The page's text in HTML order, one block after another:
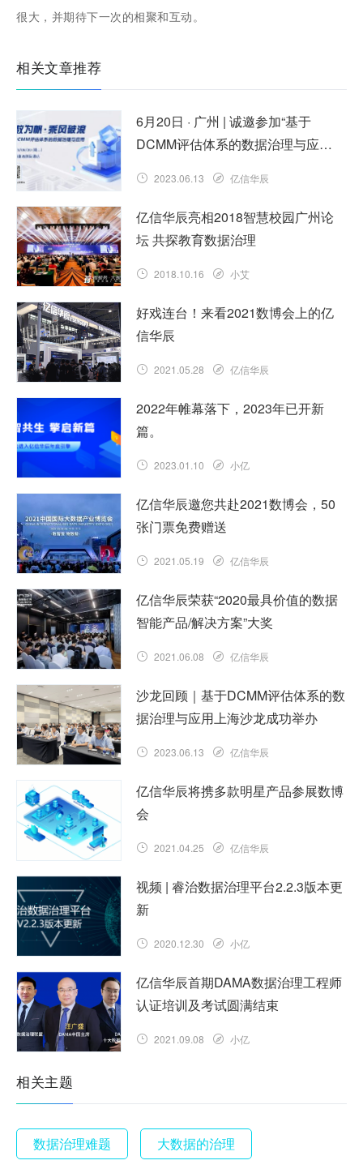
很大，并期待下一次的相聚和互动。
相关文章推荐
6月20日 · 广州 | 诚邀参加“基于
DCMM评估体系的数据治理与应
2023.06.13 亿信华辰
亿信华辰亮相2018智慧校园广州论
坛 共探教育数据治理
2018.10.16 小艾
好戏连台！来看2021数博会上的亿
信华辰
2021.05.28 亿信华辰
2022年帷幕落下，2023年已开新
篇。
2023.01.10 小亿
亿信华辰邀您共赴2021数博会，50
张门票免费赠送
2021.05.19 亿信华辰
亿信华辰荣获“2020最具价值的数据
智能产品/解决方案”大奖
2021.06.08 亿信华辰
沙龙回顾｜基于DCMM评估体系的数
据治理与应用上海沙龙成功举办
2023.06.13 亿信华辰
亿信华辰将携多款明星产品参展数博
会
2021.04.25 亿信华辰
视频 | 睿治数据治理平台2.2.3版本更
新
2020.12.30 小亿
亿信华辰首期DAMA数据治理工程师
认证培训及考试圆满结束
2021.09.08 小亿
相关主题
数据治理难题 大数据的治理